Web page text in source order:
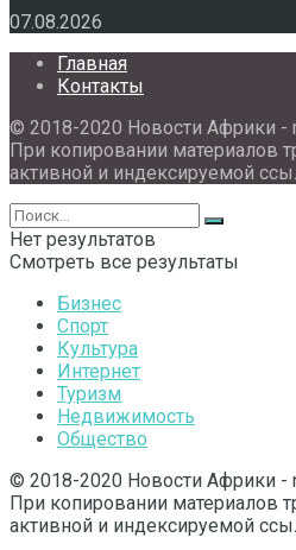
07.08.2026
Главная
Контакты
© 2018-2020 Новости Африки -
При копировании материалов
активной и индексируемой
Нет результатов
Смотреть все результаты
Бизнес
Спорт
Культура
Интернет
Туризм
Недвижимость
Общество
© 2018-2020 Новости Африки -
При копировании материалов
активной и индексируемой